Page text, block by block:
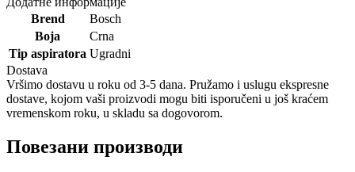
Brend
Bosch
Boja
Crna
Tip aspiratora Ugradni
Dostava
Vršimo dostavu u roku od 3-5 dana. Pružamo i uslugu ekspresne
dostave, kojom vaši proizvodi mogu biti isporučeni u još kraćem
vremenskom roku, u skladu sa dogovorom.
Повезани производи